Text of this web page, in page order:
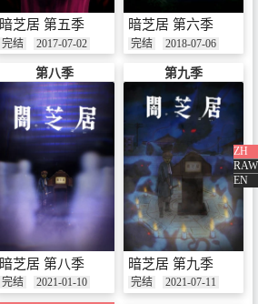
ZH
RAW
EN
暗芝居 第五季
完结 2017-07-02
暗芝居 第六季
完结 2018-07-06
第八季
暗芝居 第八季
完结 2021-01-10
第九季
暗芝居 第九季
完结 2021-07-11